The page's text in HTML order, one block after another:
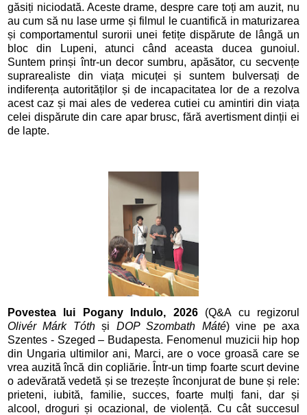
găsiți niciodată. Aceste drame, despre care toți am auzit, nu
au cum să nu lase urme și filmul le cuantifică in maturizarea
și comportamentul surorii unei fetițe dispărute de lângă un
bloc din Lupeni, atunci când aceasta ducea gunoiul.
Suntem prinși într-un decor sumbru, apăsător, cu secvențe
suprarealiste din viața micuței și suntem bulversați de
indiferența autorităților și de incapacitatea lor de a rezolva
acest caz și mai ales de vederea cutiei cu amintiri din viața
celei dispărute din care apar brusc, fără avertisment dinții ei
de lapte.
Povestea lui Pogany Indulo, 2026(Q&A cu regizorul
Olivér Márk Tóthși DOP Szombath Máté) vine pe axa
Szentes - Szeged – Budapesta. Fenomenul muzicii hip hop
din Ungaria ultimilor ani, Marci, are o voce groasă care se
vrea auzită încă din copliărie. Într-un timp foarte scurt devine
o adevărată vedetă și se trezește înconjurat de bune și rele:
prieteni, iubită, familie, succes, foarte mulți fani, dar și
alcool, droguri și ocazional, de violență. Cu cât succesul